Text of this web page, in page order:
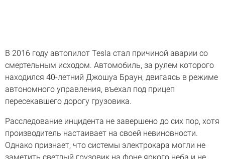
В 2016 году автопилот Tesla стал причиной аварии со
смертельным исходом. Автомобиль, за рулем которого
находился 40-летний Джошуа Браун, двигаясь в режиме
автономного управления, въехал под прицеп
пересекавшего дорогу грузовика.
Расследование инцидента не завершено до сих пор, хотя
производитель настаивает на своей невиновности.
Однако признает, что системы электрокара могли не